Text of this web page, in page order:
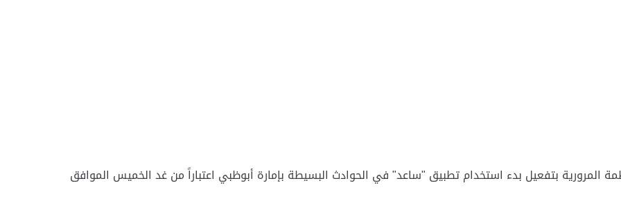
المرورية بتفعيل بدء استخدام تطبيق "ساعد" في الحوادث البسيطة بإمارة أبوظبي اعتباراً من غد الخميس الموافق